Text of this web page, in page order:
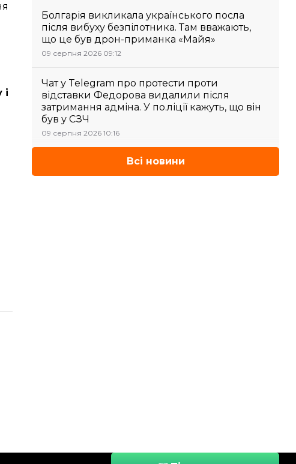
Болгарія викликала українського посла
після вибуху безпілотника. Там вважають,
що це був дрон-приманка «Майя»
09 серпня 2026 09:12
Чат у Telegram про протести проти
відставки Федорова видалили після
затримання адміна. У по.ліції кажуть, що він
був у СЗЧ
09 серпня 2026 10:16
Всі новини